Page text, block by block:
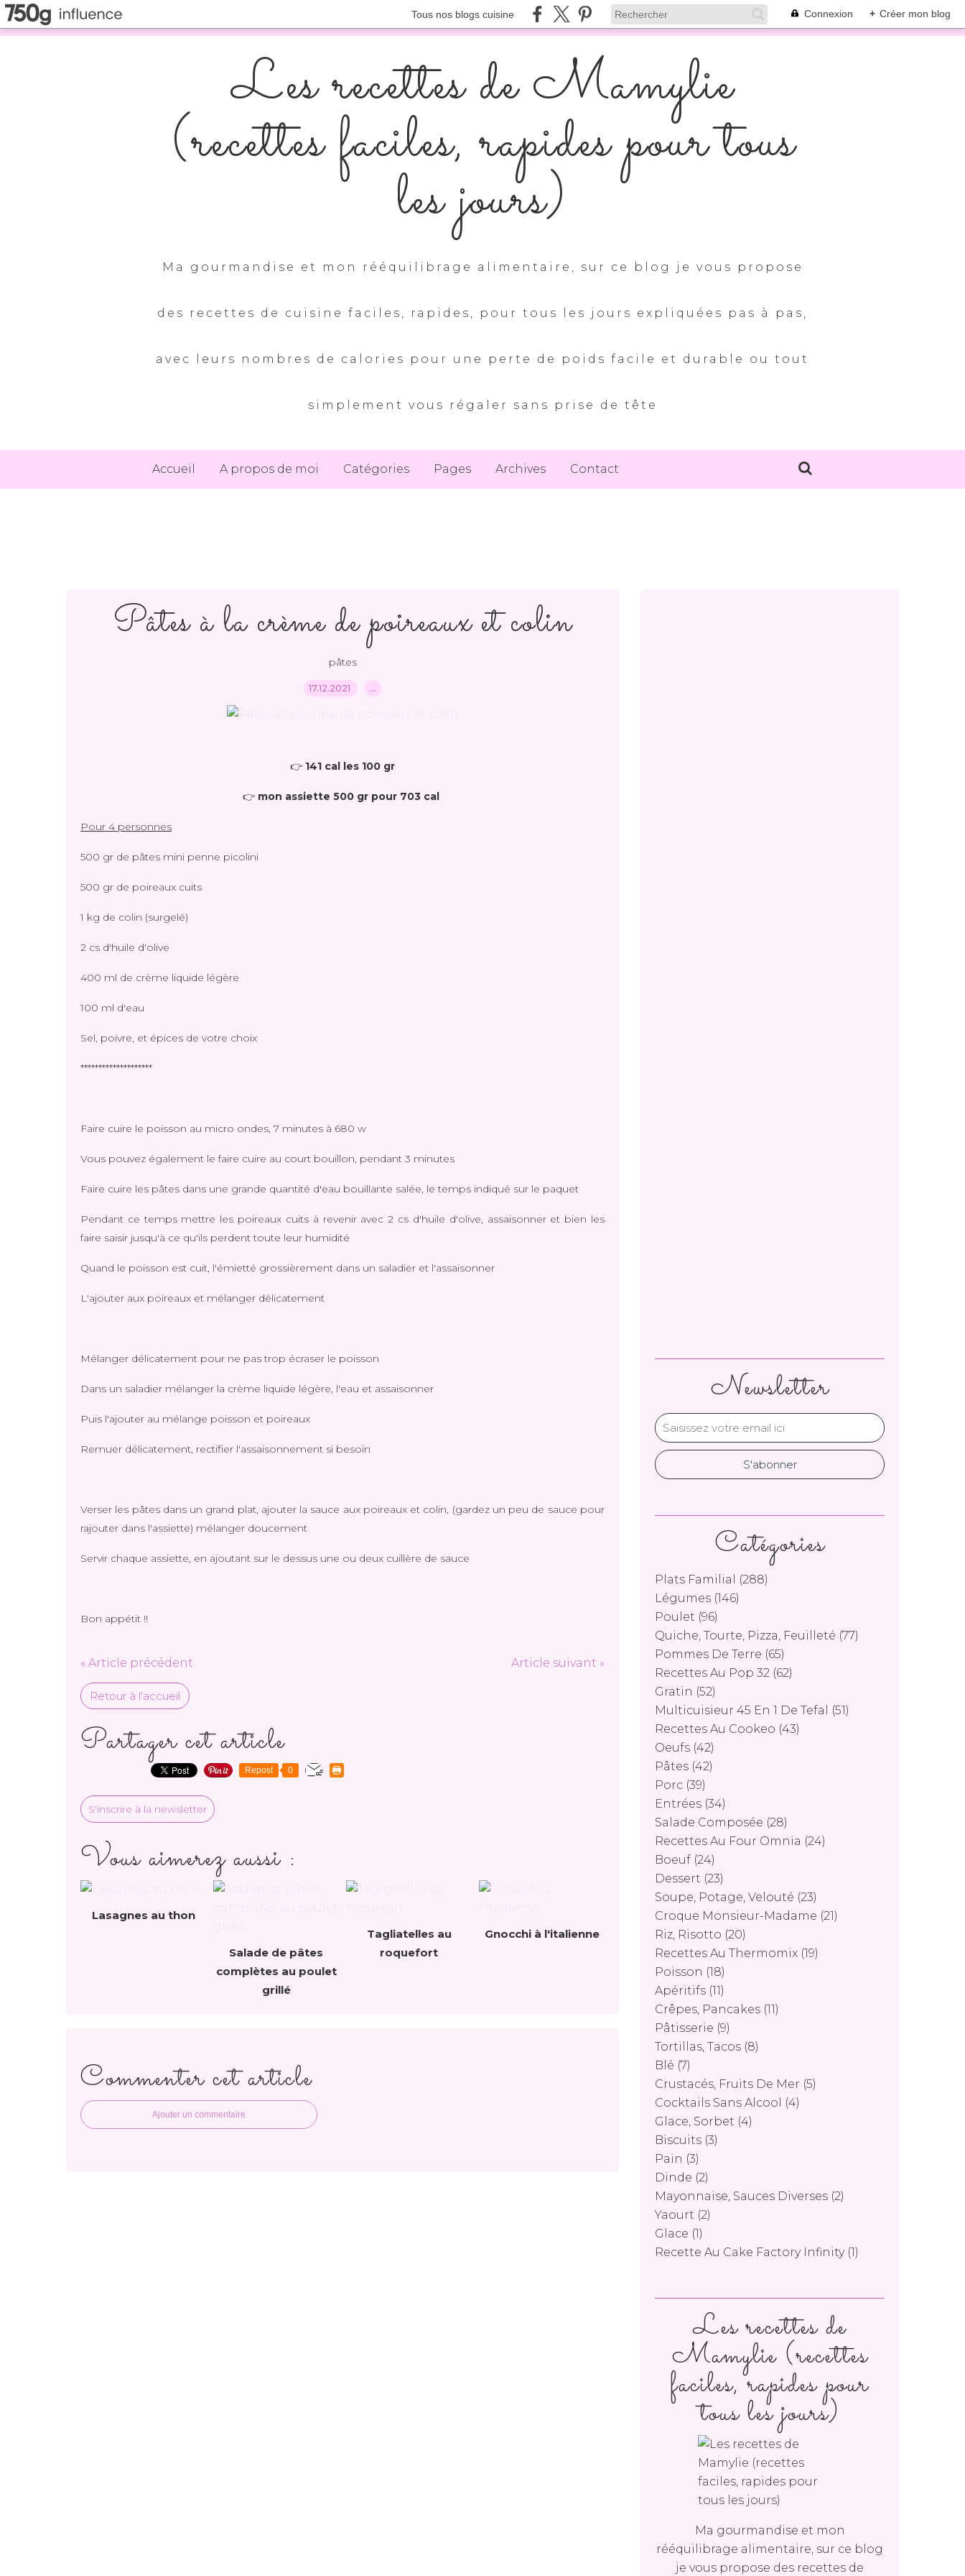
Tous nos blogs cuisine Connexion + Créer mon blog
Les recettes de Mamylie
(recettes faciles, rapides pour tous
les jours)
Ma gourmandise et mon rééquilibrage alimentaire, sur ce blog je vous propose
des recettes de cuisine faciles, rapides, pour tous les jours expliquées pas à pas,
avec leurs nombres de calories pour une perte de poids facile et durable ou tout
simplement vous régaler sans prise de tête
Accueil A propos de moi Catégories Pages Archives Contact
Pâtes à la crème de poireaux et colin
pâtes
17.12.2021 …
👉 141 cal les 100 gr
👉 mon assiette 500 gr pour 703 cal
Pour 4 personnes
500 gr de pâtes mini penne picolini
500 gr de poireaux cuits
1 kg de colin (surgelé)
2 cs d'huile d'olive
400 ml de crème liquide légère
100 ml d'eau
Sel, poivre, et épices de votre choix
********************
Faire cuire le poisson au micro ondes, 7 minutes à 680 w
Vous pouvez également le faire cuire au court bouillon, pendant 3 minutes
Faire cuire les pâtes dans une grande quantité d'eau bouillante salée, le temps indiqué sur le paquet
Pendant ce temps mettre les poireaux cuits à revenir avec 2 cs d'huile d'olive, assaisonner et bien les
faire saisir jusqu'à ce qu'ils perdent toute leur humidité
Quand le poisson est cuit, l'émietté grossièrement dans un saladier et l'assaisonner
L'ajouter aux poireaux et mélanger délicatement
Mélanger délicatement pour ne pas trop écraser le poisson
Dans un saladier mélanger la crème liquide légère, l'eau et assaisonner
Puis l'ajouter au mélange poisson et poireaux
Remuer délicatement, rectifier l'assaisonnement si besoin
Verser les pâtes dans un grand plat, ajouter la sauce aux poireaux et colin, (gardez un peu de sauce pour
rajouter dans l'assiette) mélanger doucement
Servir chaque assiette, en ajoutant sur le dessus une ou deux cuillère de sauce
Bon appétit !!
« Article précédent Article suivant »
Retour à l'accueil
Partager cet article
Repost 0
S'inscrire à la newsletter
Vous aimerez aussi :
Lasagnes au thon
Salade de pâtes
complètes au poulet
grillé
Tagliatelles au
roquefort
Gnocchi à l'italienne
Commenter cet article
Ajouter un commentaire
Newsletter
Catégories
Plats Familial
(288)
Légumes (146)
Poulet (96)
Quiche, Tourte, Pizza, Feuilleté (77)
Pommes De Terre (65)
Recettes Au Pop 32 (62)
Gratin (52)
Multicuisieur 45 En 1 De Tefal
(51)
Recettes Au Cookeo (43)
Oeufs (42)
Pâtes (42)
Porc (39)
Entrées (34)
Salade Composée (28)
Recettes Au Four Omnia (24)
Boeuf (24)
Dessert (23)
Soupe, Potage, Velouté (23)
Croque Monsieur-Madame (21)
Riz, Risotto (20)
Recettes Au Thermomix (19)
Poisson (18)
Apéritifs (11)
Crêpes, Pancakes (11)
Pâtisserie (9)
Tortillas, Tacos (8)
Blé (7)
Crustacés, Fruits De Mer (5)
Cocktails Sans Alcool
(4)
Glace, Sorbet (4)
Biscuits (3)
Pain (3)
Dinde (2)
Mayonnaise, Sauces Diverses (2)
Yaourt (2)
Glace (1)
Recette Au Cake Factory Infinity(1)
Les recettes de
Mamylie (recettes
faciles, rapides pour
tous les jours)
Ma gourmandise et mon
rééquilibrage alimentaire, sur ce blog
je vous propose des recettes de